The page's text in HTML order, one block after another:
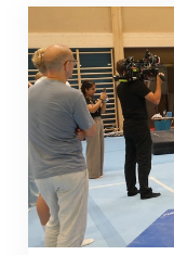
Mit klaren